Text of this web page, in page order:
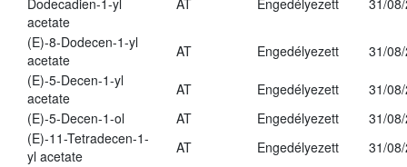
Dodecadien-1-yl
acetate
AT Engedélyezett 31/
(E)-8-Dodecen-1-yl
acetate
AT Engedélyezett
31/
(E)-5-Decen-1-yl
acetate
AT Engedélyezett
31/
(E)-5-Decen-1-ol
AT Engedélyezett
31/
(E)-11-Tetradecen-1-
yl acetate
AT Engedélyezett 31/